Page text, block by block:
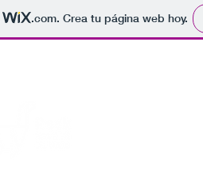
.com. Crea tu página web hoy.